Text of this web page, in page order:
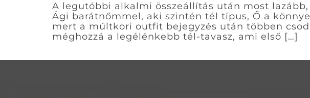
A legutóbbi alkalmi összeállítás után most
Ági barátnőmmel, aki szintén tél típus, Ő a
mert a múltkori outfit bejegyzés után többen
méghozzá a legélénkebb tél-tavasz, ami első […]